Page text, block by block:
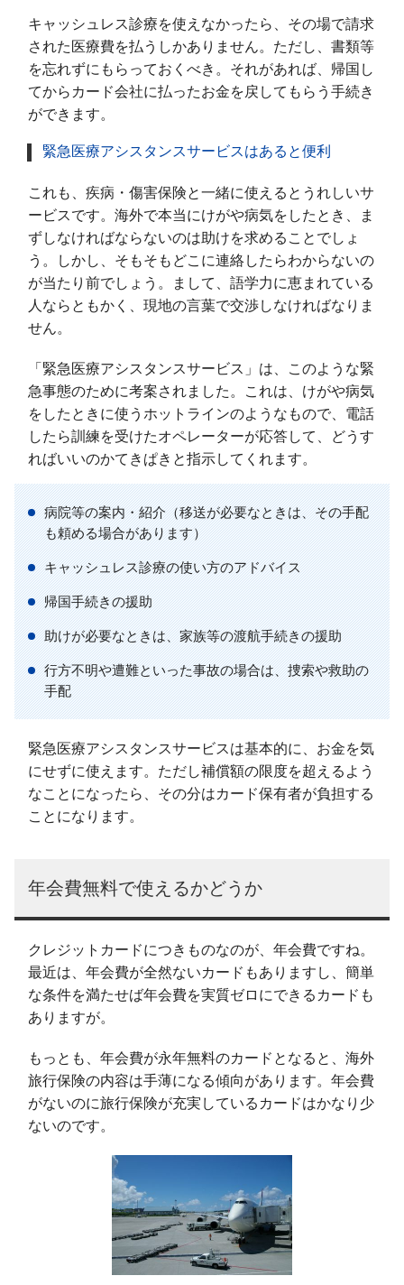
キャッシュレス診療を使えなかったら、その場で請求
された医療費を払うしかありません。ただし、書類等
を忘れずにもらっておくべき。それがあれば、帰国し
てからカード会社に払ったお金を戻してもらう手続き
ができます。
緊急医療アシスタンスサービスはあると便利
これも、疾病・傷害保険と一緒に使えるとうれしいサ
ービスです。海外で本当にけがや病気をしたとき、ま
ずしなければならないのは助けを求めることでしょ
う。しかし、そもそもどこに連絡したらわからないの
が当たり前でしょう。まして、語学力に恵まれている
人ならともかく、現地の言葉で交渉しなければなりま
せん。
「緊急医療アシスタンスサービス」は、このような緊
急事態のために考案されました。これは、けがや病気
をしたときに使うホットラインのようなもので、電話
したら訓練を受けたオペレーターが応答して、どうす
ればいいのかてきぱきと指示してくれます。
病院等の案内・紹介（移送が必要なときは、その手配
も頼める場合があります）
キャッシュレス診療の使い方のアドバイス
帰国手続きの援助
助けが必要なときは、家族等の渡航手続きの援助
行方不明や遭難といった事故の場合は、捜索や救助の
手配
緊急医療アシスタンスサービスは基本的に、お金を気
にせずに使えます。ただし補償額の限度を超えるよう
なことになったら、その分はカード保有者が負担する
ことになります。
年会費無料で使えるかどうか
クレジットカードにつきものなのが、年会費ですね。
最近は、年会費が全然ないカードもありますし、簡単
な条件を満たせば年会費を実質ゼロにできるカードも
ありますが。
もっとも、年会費が永年無料のカードとなると、海外
旅行保険の内容は手薄になる傾向があります。年会費
がないのに旅行保険が充実しているカードはかなり少
ないのです。